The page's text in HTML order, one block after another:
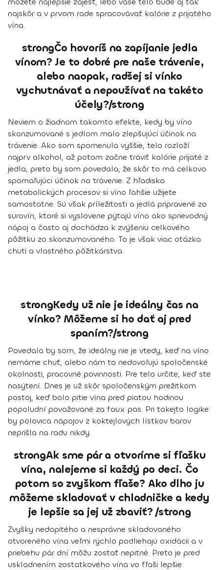
najskôr a v prvom rade spracovávať kalórie z prijatého
vína.
strongČo hovoríš na zapíjanie jedla
vínom? Je to dobré pre naše trávenie,
alebo naopak, radšej si vínko
vychutnávať a nepoužívať na takéto
účely?/strong
Neviem o žiadnom takomto efekte, kedy by víno
skonzumované s jedlom malo zlepšujúci účinok na
trávenie. Ako som spomenula vyššie, telo rozloží
najprv alkohol, až potom začne tráviť kalórie prijaté z
jedla, preto by som povedala, že skôr to má celkovo
spomaľujúci účinok na trávenie. Z hľadiska
metabolických procesov si víno ľahšie užijete
samostatne. Sú však príležitosti a jedlá pripravené zo
surovín, ktoré si vyslovene pýtajú víno ako sprievodný
nápoj a často aj dochádza k zvýšeniu celkového
pôžitku zo skonzumovaného. To je však viac otázka
chuti a vlastného pôžitkárstva.
strongKedy už nie je ideálny čas na
vínko? Môžeme si ho dať aj pred
spaním?/strong
Povedala by som, že ideálny nie je vtedy, keď na víno
nemáme chuť, alebo nám to nedovoľujú spoločenské
okolnosti, pracovné povinnosti. Pre telo určite, keď ste
nasýtení. Dnes je už skôr spoločenským prežitkom
postoj, keď bolo pitie vína pred piatou hodinou
popoludní považované za faux pas. Pri takejto logike
by polovica nápojov z koktejlových lístkov barov
neprišla na radu nikdy.
strongAk sme pár a otvoríme si fľašku
vína, nalejeme si každý po deci. Čo
potom so zvyškom fľaše? Ako dlho ju
môžeme skladovať v chladničke a kedy
je lepšie sa jej už zbaviť? /strong
Zvyšky nedopitého a nesprávne skladovaného
otvoreného vína veľmi rýchlo podliehajú oxidácii a v
priebehu pár dní môžu zostať nepitné. Preto je pred
uskladnením zostatkového vína vo fľaši lepšie